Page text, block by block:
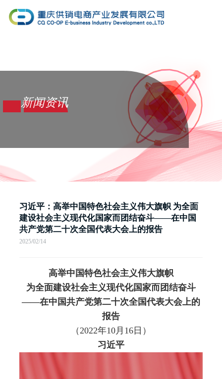
新闻资讯
习近平：高举中国特色社会主义伟大旗帜 为全面
建设社会主义现代化国家而团结奋斗——在中国
共产党第二十次全国代表大会上的报告
2025/02/14
高举中国特色社会主义伟大旗帜
为全面建设社会主义现代化国家而团结奋斗
——在中国共产党第二十次全国代表大会上的
报告
（2022年10月16日）
习近平